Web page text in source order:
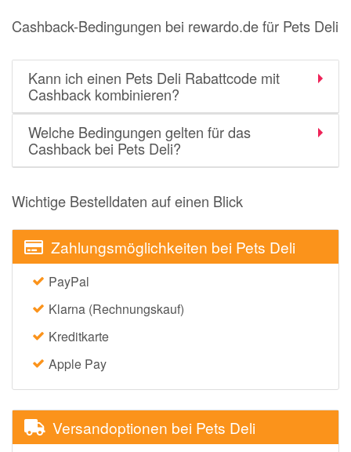
Cashback-Bedingungen bei rewardo.de für Pets Deli
Kann ich einen Pets Deli Rabattcode mit
Cashback kombinieren?
Welche Bedingungen gelten für das
Cashback bei Pets Deli?
Wichtige Bestelldaten auf einen Blick
Zahlungsmöglichkeiten bei Pets Deli
PayPal
Klarna (Rechnungskauf)
Kreditkarte
Apple Pay
Versandoptionen bei Pets Deli